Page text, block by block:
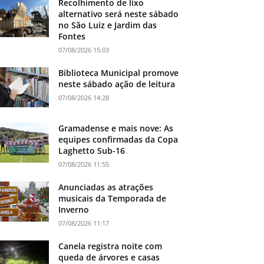
Recolhimento de lixo
alternativo será neste sábado
no São Luiz e Jardim das
Fontes
07/08/2026 15:03
Biblioteca Municipal promove
neste sábado ação de leitura
07/08/2026 14:28
Gramadense e mais nove: As
equipes confirmadas da Copa
Laghetto Sub-16
07/08/2026 11:55
Anunciadas as atrações
musicais da Temporada de
Inverno
07/08/2026 11:17
Canela registra noite com
queda de árvores e casas